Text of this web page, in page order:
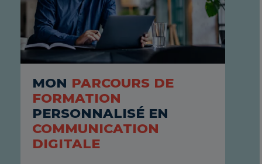
MON PARCOURS DE
FORMATION
PERSONNALISÉ EN
COMMUNICATION
DIGITALE